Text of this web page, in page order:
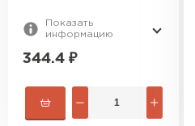
Показать
информацию
344.4 ₽